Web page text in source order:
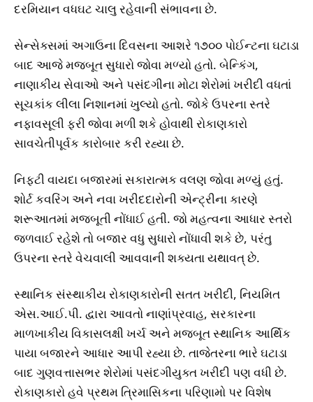
દરમિયાન વધઘટ ચાલુ રહેવાની સંભાવના છે.
સેન્સેક્સમાં અગાઉના દિવસના આશરે ૧૭૦૦ પોઈન્ટના ઘટાડા
બાદ આજે મજબૂત સુધારો જોવા મળ્યો હતો. બેન્કિંગ,
નાણાકીય સેવાઓ અને પસંદગીના મોટા શેરોમાં ખરીદી વધતાં
સૂચકાંક લીલા નિશાનમાં ખુલ્યો હતો. જોકે ઉપરના સ્તરે
નફાવસૂલી ફરી જોવા મળી શકે હોવાથી રોકાણકારો
સાવચેતીપૂર્વક કારોબાર કરી રહ્યા છે.
નિફ્ટી વાયદા બજારમાં સકારાત્મક વલણ જોવા મળ્યું હતું.
શોર્ટ કવરિંગ અને નવા ખરીદદારોની એન્ટ્રીના કારણે
શરૂઆતમાં મજબૂતી નોંધાઈ હતી. જો મહત્વના આધાર સ્તરો
જળવાઈ રહેશે તો બજાર વધુ સુધારો નોંધાવી શકે છે, પરંતુ
ઉપરના સ્તરે વેચવાલી આવવાની શક્યતા યથાવત્ છે.
સ્થાનિક સંસ્થાકીય રોકાણકારોની સતત ખરીદી, નિયમિત
એસ.આઈ.પી. દ્વારા આવતો નાણાંપ્રવાહ, સરકારના
માળખાકીય વિકાસલક્ષી ખર્ચ અને મજબૂત સ્થાનિક આર્થિક
પાયા બજારને આધાર આપી રહ્યા છે. તાજેતરના ભારે ઘટાડા
બાદ ગુણવત્તાસભર શેરોમાં પસંદગીયુક્ત ખરીદી પણ વધી છે.
રોકાણકારો હવે પ્રથમ ત્રિમાસિકના પરિણામો પર વિશેષ